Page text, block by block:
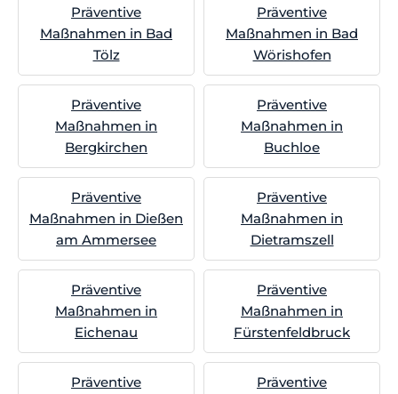
Präventive
Maßnahmen in Bad
Tölz
Präventive
Maßnahmen in Bad
Wörishofen
Präventive
Maßnahmen in
Bergkirchen
Präventive
Maßnahmen in
Buchloe
Präventive
Maßnahmen in Dießen
am Ammersee
Präventive
Maßnahmen in
Dietramszell
Präventive
Maßnahmen in
Eichenau
Präventive
Maßnahmen in
Fürstenfeldbruck
Präventive
Präventive